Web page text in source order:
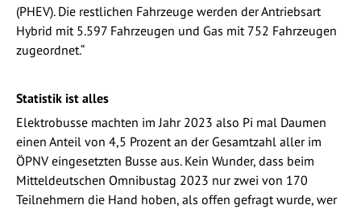
(PHEV). Die restlichen Fahrzeuge werden der Antriebsart
Hybrid mit 5.597 Fahrzeugen und Gas mit 752 Fahrzeugen
zugeordnet.“
Statistik ist alles
Elektrobusse machten im Jahr 2023 also Pi mal Daumen
einen Anteil von 4,5 Prozent an der Gesamtzahl aller im
ÖPNV eingesetzten Busse aus. Kein Wunder, dass beim
Mitteldeutschen Omnibustag 2023 nur zwei von 170
Teilnehmern die Hand hoben, als offen gefragt wurde, wer